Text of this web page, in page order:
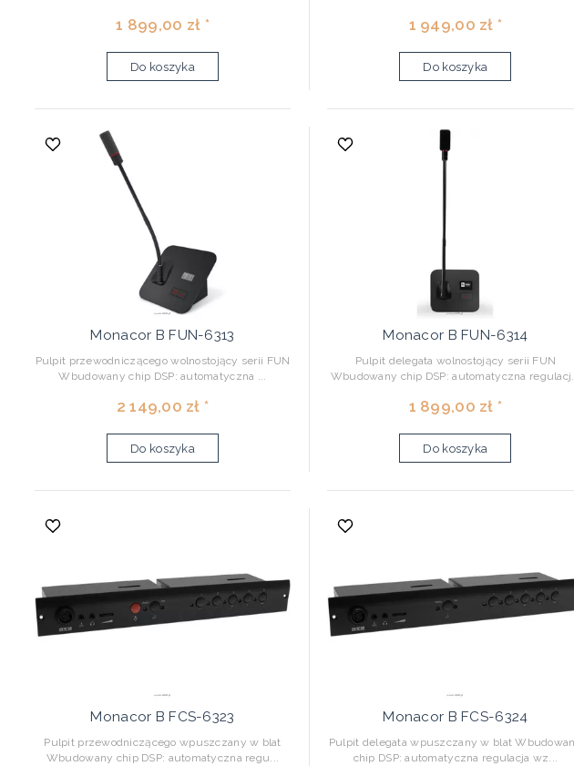
1 899,00 zł *
Do koszyka
1 949,00 zł *
Do koszyka
Monacor B FUN-6313
Pulpit przewodniczącego wolnostojący serii FUN
Wbudowany chip DSP: automatyczna ...
2 149,00 zł *
Do koszyka
Monacor B FUN-6314
Pulpit delegata wolnostojący serii FUN
Wbudowany chip DSP: automatyczna
1 899,00 zł *
Do koszyka
Monacor B FCS-6323
Pulpit przewodniczącego wpuszczany w blat
Wbudowany chip DSP: automatyczna regu...
Monacor B FCS-6324
Pulpit delegata wpuszczany w blat
chip DSP: automatyczna regulacja wz...